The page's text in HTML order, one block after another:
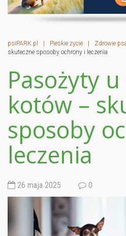
psiPARK.pl | Pieskie życie | Zdrowie
skuteczne sposoby ochrony i leczenia
Pasożyty
kotów –
sposoby
leczenia
26 maja 2025 0